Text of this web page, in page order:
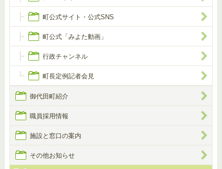
町公式サイト・公式SNS
町公式「みよた動画」
行政チャンネル
町長定例記者会見
御代田町紹介
職員採用情報
施設と窓口の案内
その他お知らせ